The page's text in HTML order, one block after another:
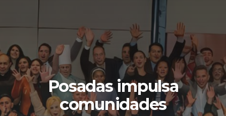
Posadas impulsa
comunidades